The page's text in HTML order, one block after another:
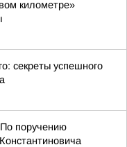
километре»
секреты успешного
поручению